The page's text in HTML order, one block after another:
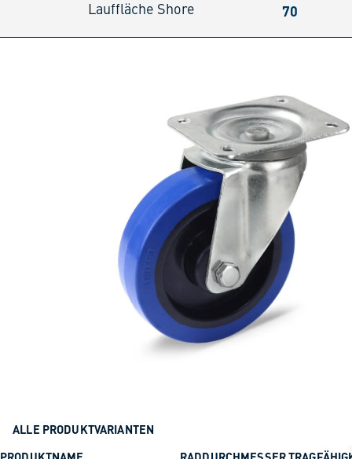
Lauffläche Shore 70
ALLE PRODUKTVARIANTEN